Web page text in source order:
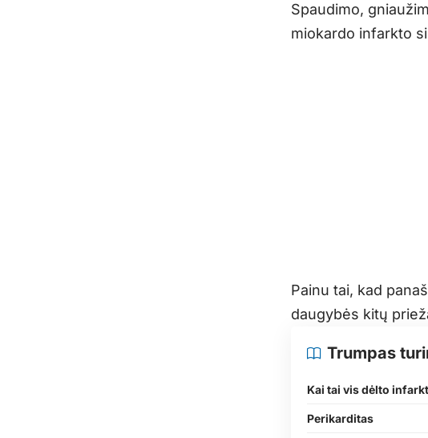
Spaudimo,
miokardo infarkto
Painu tai, kad
daugybės kitų
Trumpas
Kai tai vis dėlto
Perikarditas